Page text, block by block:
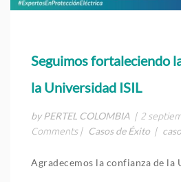
Seguimos fortaleciendo
la Universidad ISIL
by PERTEL COLOMBIA | 2
Comments | Casos de Éxito |
Agradecemos la confianza de